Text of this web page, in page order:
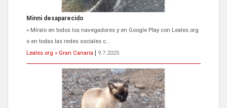
Minni desaparecido
» Míralo en todos los navegadores y en Google Play con Leales.org
o en todas las redes sociales c...
Leales.org » Gran Canaria
9.7.2025